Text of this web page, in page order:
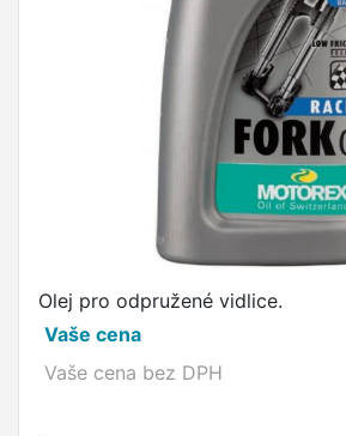
Olej pro odpružené vidlice.
Vaše cena
Vaše cena bez DPH